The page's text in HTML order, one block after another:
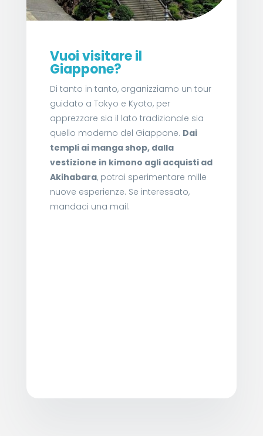
Vuoi visitare il
Giappone?
Di tanto in tanto, organizziamo un tour
guidato a Tokyo e Kyoto, per
apprezzare sia il lato tradizionale sia
quello moderno del Giappone. Dai
templi ai manga shop, dalla
vestizione in kimono agli acquisti ad
Akihabara, potrai sperimentare mille
nuove esperienze. Se interessato,
mandaci una mail.